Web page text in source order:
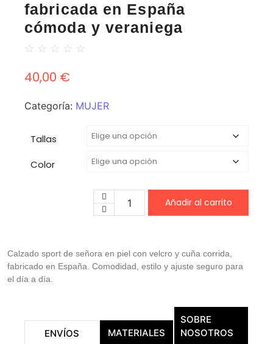
fabricada en España
cómoda y veraniega
☆ ☆ ☆ ☆ ☆
40,00 €
Categoría: MUJER
Tallas
Color
Añadir al carrito
Calzado sport de señora en piel con velcro y cuña corrida,
fabricado en España. Comodidad, estilo y ajuste seguro para
el día a día.
ENVÍOS MATERIALES
SOBRE
NOSOTROS